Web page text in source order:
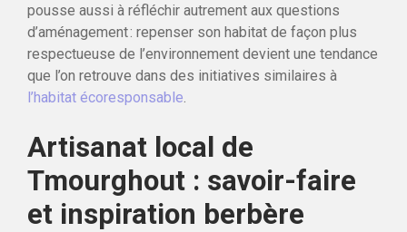
pousse aussi à réfléchir autrement aux questions
d’aménagement : repenser son habitat de façon plus
respectueuse de l’environnement devient une tendance
que l’on retrouve dans des initiatives similaires à
l’habitat écoresponsable.
Artisanat local de
Tmourghout : savoir-faire
et inspiration berbère